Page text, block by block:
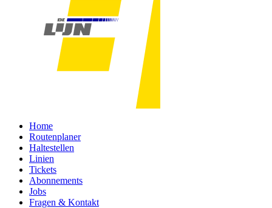
Home
Routenplaner
Haltestellen
Linien
Tickets
Abonnements
Jobs
Fragen & Kontakt